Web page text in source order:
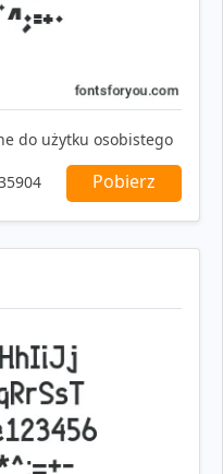
do użytku osobistego
Pobierz